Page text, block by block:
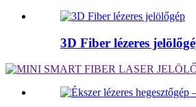
3D Fiber lézeres